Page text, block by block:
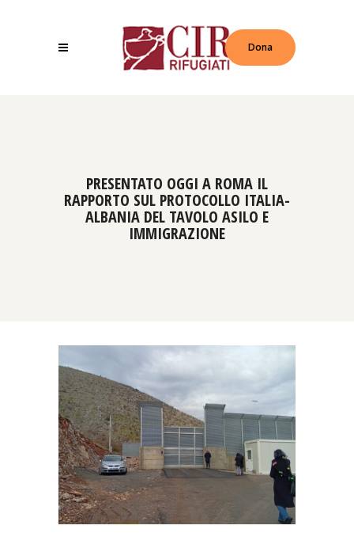
Dona
PRESENTATO OGGI A ROMA IL
RAPPORTO SUL PROTOCOLLO ITALIA-
ALBANIA DEL TAVOLO ASILO E
IMMIGRAZIONE